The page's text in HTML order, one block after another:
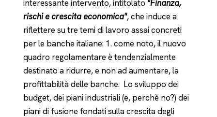
interessante intervento, intitolato "Finanza,
rischi e crescita economica", che induce a
riflettere su tre temi di lavoro assai concreti
per le banche italiane: 1. come noto, il nuovo
quadro regolamentare è tendenzialmente
destinato a ridurre, e non ad aumentare, la
profittabilità delle banche. Lo sviluppo dei
budget, dei piani industriali (e, perchè no?) dei
piani di fusione fondati sulla crescita degli